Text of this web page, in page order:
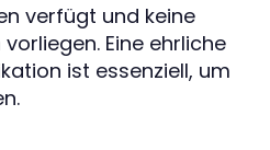
verfügt und keine
Eine ehrliche
ist essenziell, um